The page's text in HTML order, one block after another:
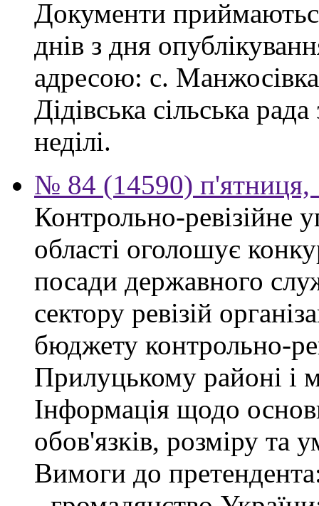
Документи
днів з дня
адресою: с.
Дідівська сільська
неділі.
№ 84 (14590) п'ятниця,
Контрольно-ревізійне
області оголошує
посади державного
сектору ревізій
бюджету контрольно-
Прилуцькому районі і
Інформація щодо
обов'язків, розміру та
Вимоги до